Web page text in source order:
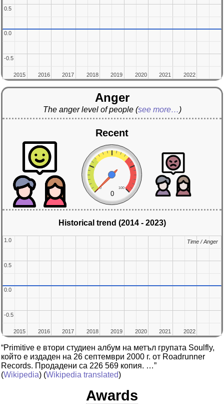
2015
2015 2016
2016 2017
2017 2018
2018 2019
2019 2020
2020 2021
2021 2022
2022
-0.5
-0.5
0.0
0.0
0.5
0.5
Anger
The anger level of people (see more…)
Recent
0 100
0
Historical trend (2014 - 2023)
2015
2015 2016
2016 2017
2017 2018
2018 2019
2019 2020
2020 2021
2021 2022
2022
-0.5
-0.5
0.0
0.0
0.5
0.5
1.0
1.0 Time / Anger
Time / Anger
“Primitive е втори студиен албум на метъл групата Soulfly,
който е издаден на 26 септември 2000 г. от Roadrunner
Records. Продадени са 226 569 копия. …”
(Wikipedia) (Wikipedia translated)
Awards